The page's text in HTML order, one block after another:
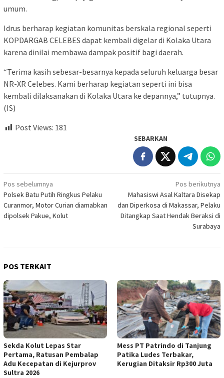
umum.
Idrus berharap kegiatan komunitas berskala regional seperti
KOPDARGAB CELEBES dapat kembali digelar di Kolaka Utara
karena dinilai membawa dampak positif bagi daerah.
“Terima kasih sebesar-besarnya kepada seluruh keluarga besar
NR-XR Celebes. Kami berharap kegiatan seperti ini bisa
kembali dilaksanakan di Kolaka Utara ke depannya,” tutupnya.
(IS)
Post Views: 181
SEBARKAN
Navigasi
pos
Pos sebelumnya
Polsek Batu Putih Ringkus Pelaku
Curanmor, Motor Curian diamabkan
dipolsek Pakue, Kolut
Pos berikutnya
Mahasiswi Asal Kaltara Disekap
dan Diperkosa di Makassar, Pelaku
Ditangkap Saat Hendak Beraksi di
Surabaya
POS TERKAIT
Sekda Kolut Lepas Star
Pertama, Ratusan Pembalap
Adu Kecepatan di Kejurprov
Sultra 2026
Mess PT Patrindo di Tanjung
Patika Ludes Terbakar,
Kerugian Ditaksir Rp300 Juta